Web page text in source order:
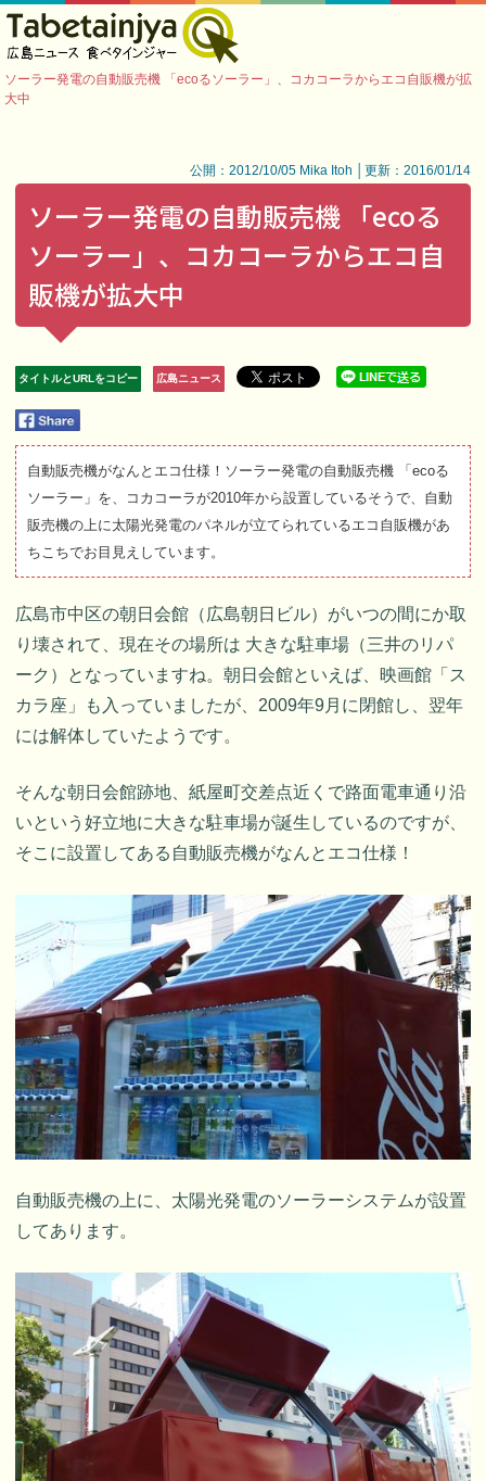
ソーラー発電の自動販売機 「ecoるソーラー」、コカコーラからエコ自販機が拡
大中
公開：2012/10/05 Mika Itoh │更新：2016/01/14
ソーラー発電の自動販売機 「ecoる
ソーラー」、コカコーラからエコ自
販機が拡大中
タイトルとURLをコピー 広島ニュース
自動販売機がなんとエコ仕様！ソーラー発電の自動販売機 「ecoる
ソーラー」を、コカコーラが2010年から設置しているそうで、自動
販売機の上に太陽光発電のパネルが立てられているエコ自販機があ
ちこちでお目見えしています。
広島市中区の朝日会館（広島朝日ビル）がいつの間にか取
り壊されて、現在その場所は 大きな駐車場（三井のリパ
ーク）となっていますね。朝日会館といえば、映画館「ス
カラ座」も入っていましたが、2009年9月に閉館し、翌年
には解体していたようです。
そんな朝日会館跡地、紙屋町交差点近くで路面電車通り沿
いという好立地に大きな駐車場が誕生しているのですが、
そこに設置してある自動販売機がなんとエコ仕様！
自動販売機の上に、太陽光発電のソーラーシステムが設置
してあります。